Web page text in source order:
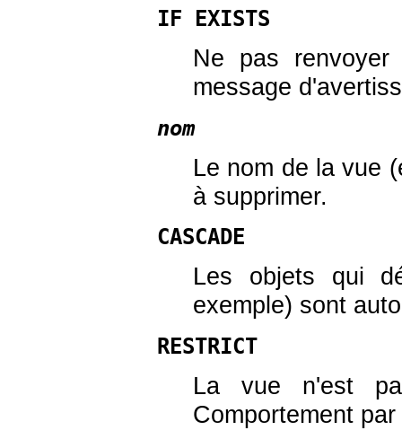
IF EXISTS
Ne pas
message
nom
Le nom de la vue
à supprimer.
CASCADE
Les objets qui
exemple) sont
RESTRICT
La vue n'est
Comportement